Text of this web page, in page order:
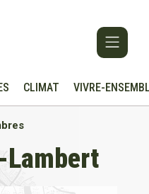
CLIMAT VIVRE-
Lambert